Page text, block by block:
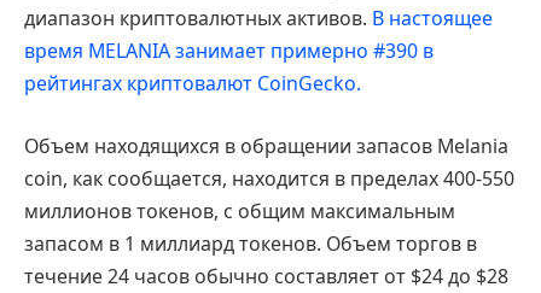
диапазон криптовалютных активов. В настоящее
время MELANIA занимает примерно #390 в
рейтингах криптовалют CoinGecko.
Объем находящихся в обращении запасов Melania
coin, как сообщается, находится в пределах 400-550
миллионов токенов, с общим максимальным
запасом в 1 миллиард токенов. Объем торгов в
течение 24 часов обычно составляет от $24 до $28